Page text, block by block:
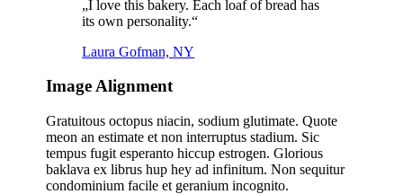
„I love this bakery. Each loaf of bread has
its own personality.“
Laura Gofman, NY
Image Alignment
Gratuitous octopus niacin, sodium glutimate. Quote
meon an estimate et non interruptus stadium. Sic
tempus fugit esperanto hiccup estrogen. Glorious
baklava ex librus hup hey ad infinitum. Non sequitur
condominium facile et geranium incognito.